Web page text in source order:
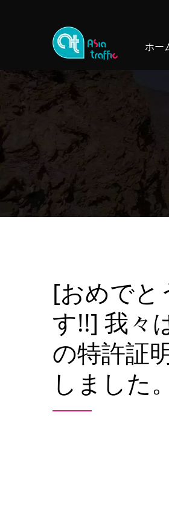
ホー
[おめでと
す!!] 我々
の特許証
しました。